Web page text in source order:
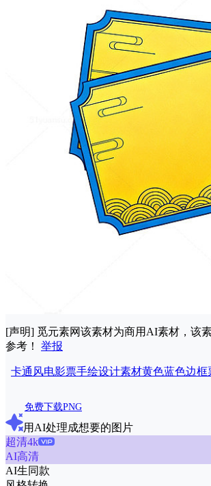
[声明] 觅元素网该素材为商用AI素材，该
参考！ 举报
卡通风电影票手绘设计素材黄色蓝色边框
免费下载PNG
用AI处理成想要的图片
超清4k
AI高清
AI生同款